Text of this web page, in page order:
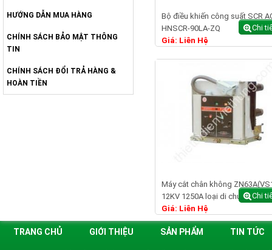
Bộ điều khiến công suất SCR
HNSCR-90LA-ZQ
Giá: Liên Hệ
Chi
Máy cắt chân không
12KV 1250A loại di chuyển (
Giá: Liên Hệ
Chi
HƯỚNG DẪN MUA HÀNG
CHÍNH SÁCH BẢO MẬT THÔNG
TIN
CHÍNH SÁCH ĐỔI TRẢ HÀNG &
HOÀN TIỀN
TRANG CHỦ GIỚI THIỆU SẢN PHẨM TIN TỨC